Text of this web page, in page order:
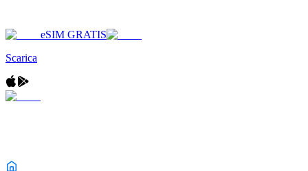
eSIM GRATIS
Scarica